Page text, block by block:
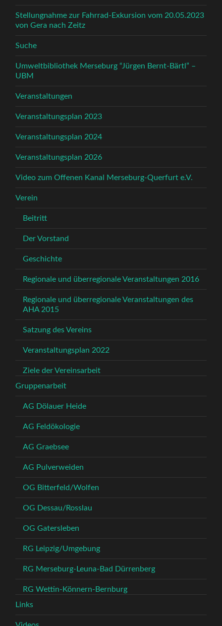
Stellungnahme zur Fahrrad-Exkursion vom 20.05.2023
von Gera nach Zeitz
Suche
Umweltbibliothek Merseburg “Jürgen Bernt-Bärtl” –
UBM
Veranstaltungen
Veranstaltungsplan 2023
Veranstaltungsplan 2024
Veranstaltungsplan 2026
Video zum Offenen Kanal Merseburg-Querfurt e.V.
Verein
Beitritt
Der Vorstand
Geschichte
Regionale und überregionale Veranstaltungen 2016
Regionale und überregionale Veranstaltungen des
AHA 2015
Satzung des Vereins
Veranstaltungsplan 2022
Ziele der Vereinsarbeit
Gruppenarbeit
AG Dölauer Heide
AG Feldökologie
AG Graebsee
AG Pulverweiden
OG Bitterfeld/Wolfen
OG Dessau/Rosslau
OG Gatersleben
RG Leipzig/Umgebung
RG Merseburg-Leuna-Bad Dürrenberg
RG Wettin-Könnern-Bernburg
Links